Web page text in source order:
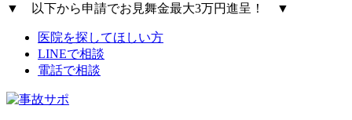
▼ 以下から申請でお見舞金最大3万円進呈！ ▼
医院を探してほしい方
LINEで相談
電話で相談